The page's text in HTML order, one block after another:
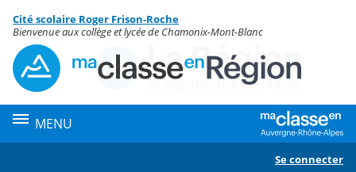
Menu de la rubrique
Contenu
Cité scolaire Roger Frison-Roche
Bienvenue aux collège et lycée de Chamonix-Mont-Blanc
MENU
Se connecter